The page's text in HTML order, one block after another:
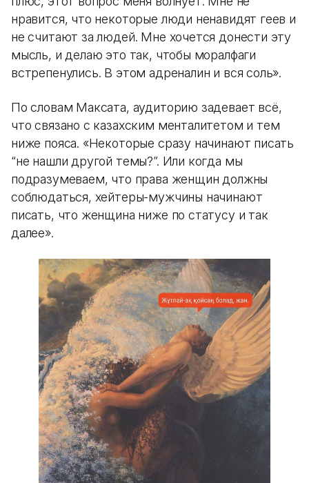
нравится, что некоторые люди ненавидят геев и
не считают за людей. Мне хочется донести эту
мысль, и делаю это так, чтобы моралфаги
встрепенулись. В этом адреналин и вся соль».
По словам Максата, аудиторию задевает всё,
что связано с казахским менталитетом и тем
ниже пояса. «Некоторые сразу начинают писать
“не нашли другой темы?”. Или когда мы
подразумеваем, что права женщин должны
соблюдаться, хейтеры-мужчины начинают
писать, что женщина ниже по статусу и так
далее».